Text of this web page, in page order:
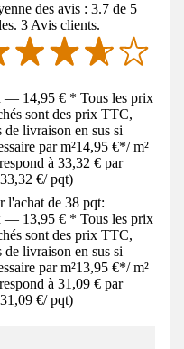
des avis : 3.7 de 5
3 Avis clients.
— 14,95 € * Tous les prix
sont des prix TTC,
de livraison en sus si
par m²14,95 €*/ m²
à 33,32 € par
33,32 €/ pqt)
l'achat de 38 pqt:
— 13,95 € * Tous les prix
sont des prix TTC,
de livraison en sus si
par m²13,95 €*/ m²
à 31,09 € par
31,09 €/ pqt)